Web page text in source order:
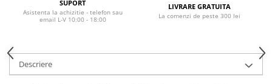
SUPORT
Asistenta la achizitie - telefon sau
email L-V 10:00 - 18:00
LIVRARE GRATUITA
La comenzi de peste 300 lei
Descriere